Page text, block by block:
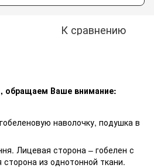
К сравнению
обращаем Ваше внимание:
наволочку, подушка в
Лицевая сторона – гобелен с
из однотонной ткани.